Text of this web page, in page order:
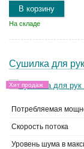
В корзину
На складе
Сушилка для
Хит продаж
Потребляемая
Скорость потока
Уровень шума в